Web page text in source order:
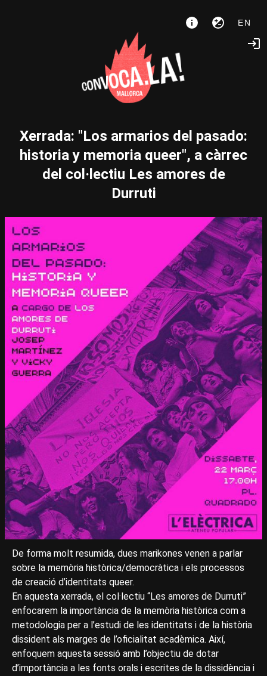
EN
Xerrada: "Los armarios del pasado:
historia y memoria queer", a càrrec
del col·lectiu Les amores de
Durruti
De forma molt resumida, dues marikones venen a parlar
sobre la memòria històrica/democràtica i els processos
de creació d’identitats queer.
En aquesta xerrada, el col·lectiu “Les amores de Durruti”
enfocarem la importància de la memòria històrica com a
metodologia per a l’estudi de les identitats i de la història
dissident als marges de l’oficialitat acadèmica. Així,
enfoquem aquesta sessió amb l’objectiu de dotar
d’importància a les fonts orals i escrites de la dissidència i